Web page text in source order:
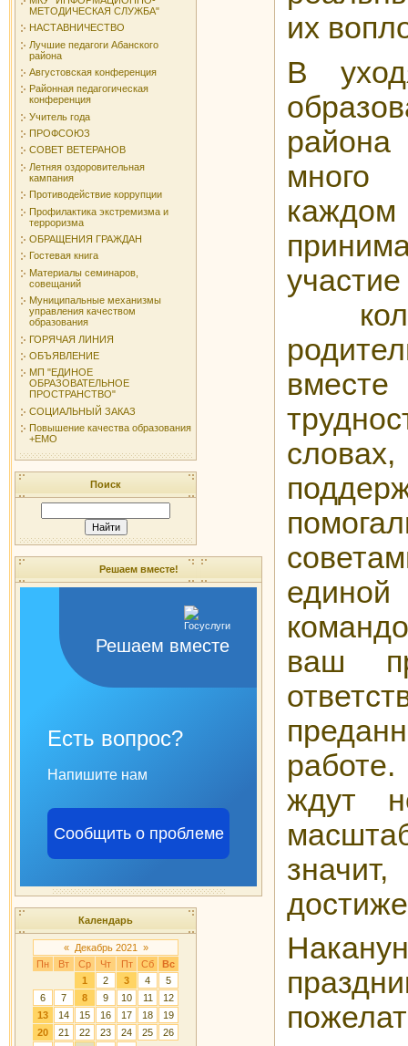
МЕТОДИЧЕСКАЯ СЛУЖБА"
НАСТАВНИЧЕСТВО
Лучшие педагоги Абанского
района
Августовская конференция
Районная педагогическая
конференция
Учитель года
ПРОФСОЮЗ
СОВЕТ ВЕТЕРАНОВ
Летняя оздоровительная
кампания
Противодействие коррупции
Профилактика экстремизма и
терроризма
ОБРАЩЕНИЯ ГРАЖДАН
Гостевая книга
Материалы семинаров,
совещаний
Муниципальные механизмы
управления качеством
образования
ГОРЯЧАЯ ЛИНИЯ
ОБЪЯВЛЕНИЕ
МП "ЕДИНОЕ
ОБРАЗОВАТЕЛЬНОЕ
ПРОСТРАНСТВО"
СОЦИАЛЬНЫЙ ЗАКАЗ
Повышение качества образования
+ЕМО
Поиск
Решаем вместе!
Решаем вместе
Есть вопрос?
Напишите нам
Сообщить о проблеме
Календарь
« Декабрь 2021
»
Пн
Вт Ср Чт Пт Сб
Вс
1
2 3 4
5
6
7 8 9 10 11
12
13
14 15 16 17 18
19
20
21 22 23 24 25
26
их
В
много
ваш
ждут